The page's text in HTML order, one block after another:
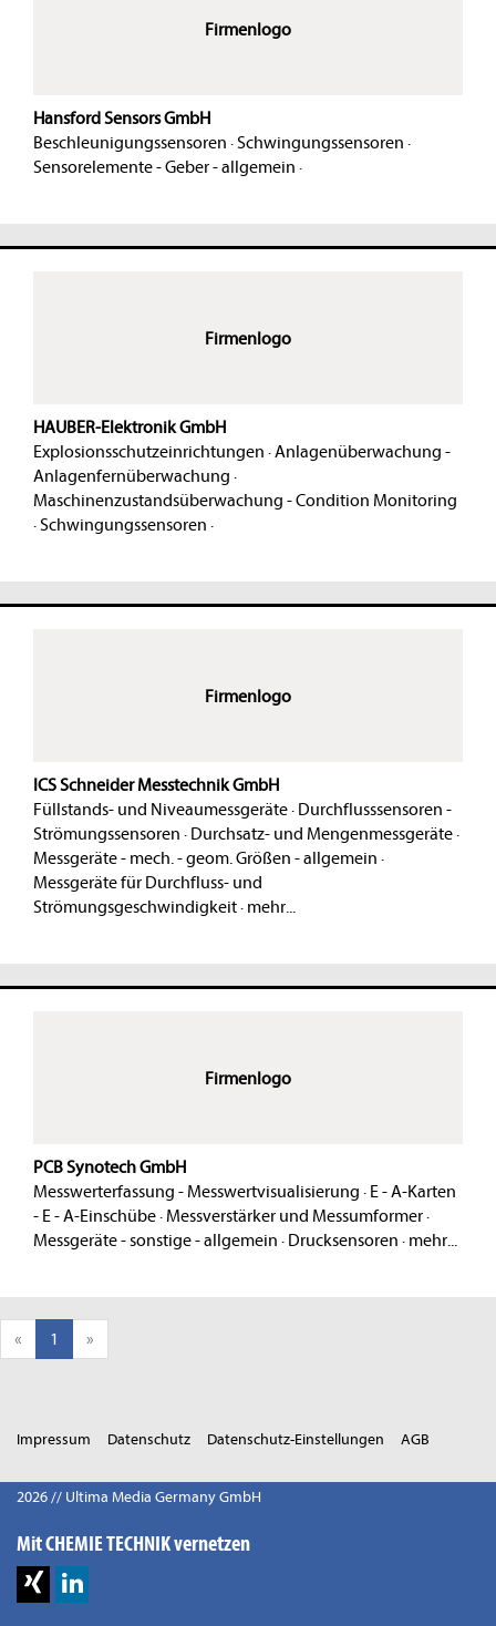
Firmenlogo
Hansford Sensors GmbH
Beschleunigungssensoren · Schwingungssensoren ·
Sensorelemente - Geber - allgemein ·
Firmenlogo
HAUBER-Elektronik GmbH
Explosionsschutzeinrichtungen ·Anlagenüberwachung -
Anlagenfernüberwachung ·
Maschinenzustandsüberwachung - Condition Monitoring
· Schwingungssensoren ·
Firmenlogo
ICS Schneider Messtechnik GmbH
Füllstands- und Niveaumessgeräte· Durchflusssensoren -
Strömungssensoren · Durchsatz- und Mengenmessgeräte·
Messgeräte - mech. - geom. Größen - allgemein ·
Messgeräte für Durchfluss- und
Strömungsgeschwindigkeit· mehr...
Firmenlogo
PCB Synotech GmbH
Messwerterfassung - Messwertvisualisierung · E - A-Karten
- E - A-Einschübe· Messverstärker und Messumformer·
Messgeräte - sonstige - allgemein · Drucksensoren · mehr...
« 1 »
Impressum Datenschutz Datenschutz-Einstellungen AGB
2026 // Ultima Media Germany GmbH
Mit CHEMIE TECHNIK vernetzen